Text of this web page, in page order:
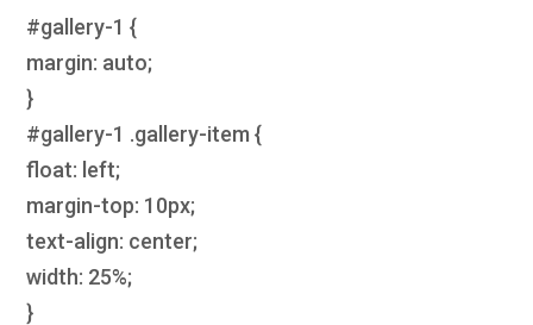
#gallery-1 {
margin: auto;
}
#gallery-1 .gallery-item {
float: left;
margin-top: 10px;
text-align: center;
width: 25%;
}